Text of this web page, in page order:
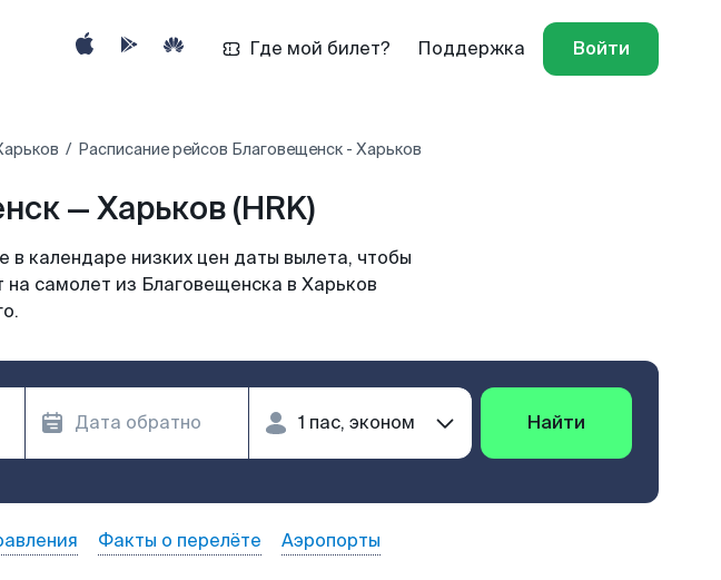
Где мой билет? Поддержка Войти
Расписание рейсов Благовещенск - Харьков
— Харьков (HRK)
календаре низких цен даты вылета, чтобы
на самолет из Благовещенска в Харьков
Найти
Факты о перелёте Аэропорты